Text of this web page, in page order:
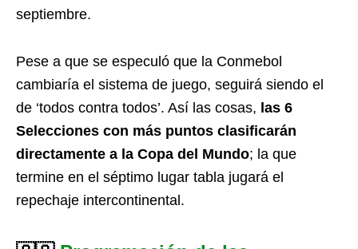
septiembre.
Pese a que se especuló que la Conmebol
cambiaría el sistema de juego, seguirá siendo el
de ‘todos contra todos’. Así las cosas, las 6
Selecciones con más puntos clasificarán
directamente a la Copa del Mundo; la que
termine en el séptimo lugar tabla jugará el
repechaje intercontinental.